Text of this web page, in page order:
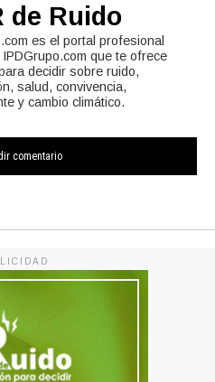
de Ruido
es el portal profesional
que te ofrece
decidir sobre ruido,
salud, convivencia,
y cambio climático.
comentario